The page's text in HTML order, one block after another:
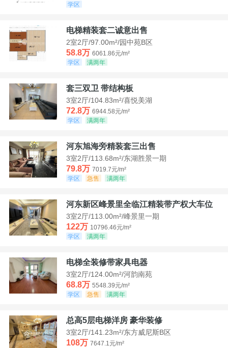
学区
电梯精装套二诚意出售
2室2厅/97.00m²/园中苑B区
58.8万 6061.86元/m²
学区
满两年
套三双卫 带结构板
3室2厅/104.83m²/喜悦美湖
72.8万 6944.58元/m²
学区
满两年
河东旭海旁精装套三出售
3室2厅/113.68m²/东湖胜景一期
79.8万 7019.7元/m²
学区
急售 满两年
河东新区峰景里全临江精装带产权大车位
3室2厅/113.00m²/峰景里一期
122万 10796.46元/m²
学区
满两年
电梯全装修带家具电器
3室2厅/124.00m²/河韵南苑
68.8万 5548.39元/m²
学区
急售 满两年
总高5层电梯洋房 豪华装修
3室2厅/141.23m²/东方威尼斯B区
108万 7647.1元/m²